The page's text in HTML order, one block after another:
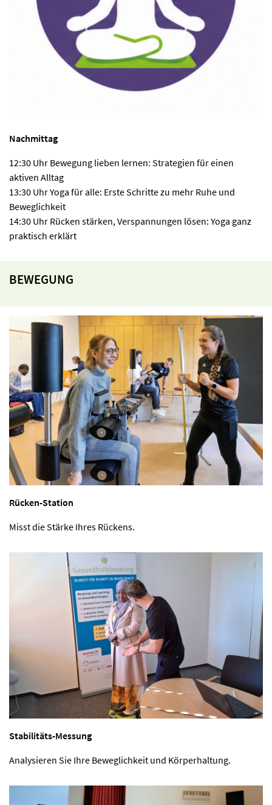
Nachmittag
12:30 Uhr Bewegung lieben lernen: Strategien für einen
aktiven Alltag
13:30 Uhr Yoga für alle: Erste Schritte zu mehr Ruhe und
Beweglichkeit
14:30 Uhr Rücken stärken, Verspannungen lösen: Yoga ganz
praktisch erklärt
BEWEGUNG
Rücken-Station
Misst die Stärke Ihres Rückens.
Stabilitäts-Messung
Analysieren Sie Ihre Beweglichkeit und Körperhaltung.